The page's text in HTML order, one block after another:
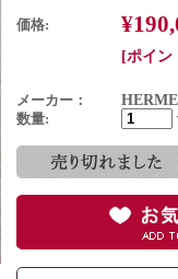
価格:
[ポイン
メーカー：
数量: